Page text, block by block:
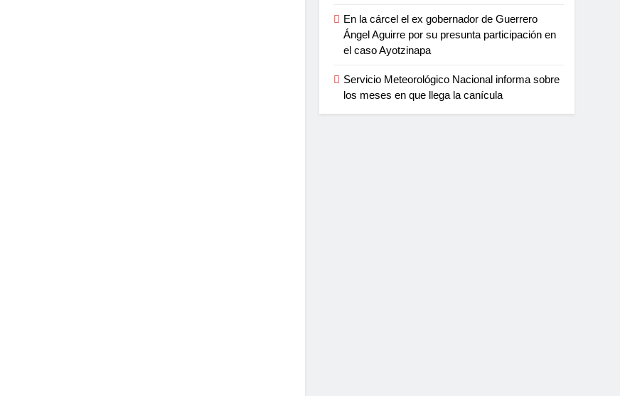
En la cárcel el ex gobernador de Guerrero
Ángel Aguirre por su presunta participación en
el caso Ayotzinapa
Servicio Meteorológico Nacional informa sobre
los meses en que llega la canícula